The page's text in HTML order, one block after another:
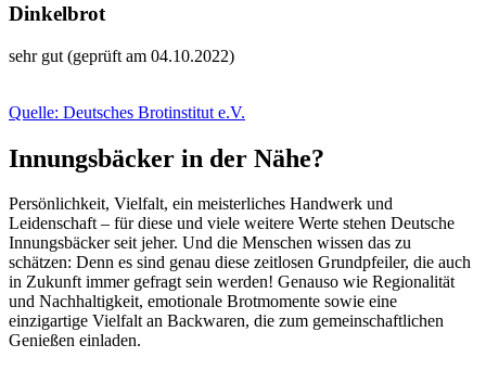
Dinkelbrot
sehr gut (geprüft am 04.10.2022)
Quelle: Deutsches Brotinstitut e.V.
Innungsbäcker in der Nähe?
Persönlichkeit, Vielfalt, ein meisterliches Handwerk und
Leidenschaft – für diese und viele weitere Werte stehen Deutsche
Innungsbäcker seit jeher. Und die Menschen wissen das zu
schätzen: Denn es sind genau diese zeitlosen Grundpfeiler, die auch
in Zukunft immer gefragt sein werden! Genauso wie Regionalität
und Nachhaltigkeit, emotionale Brotmomente sowie eine
einzigartige Vielfalt an Backwaren, die zum gemeinschaftlichen
Genießen einladen.